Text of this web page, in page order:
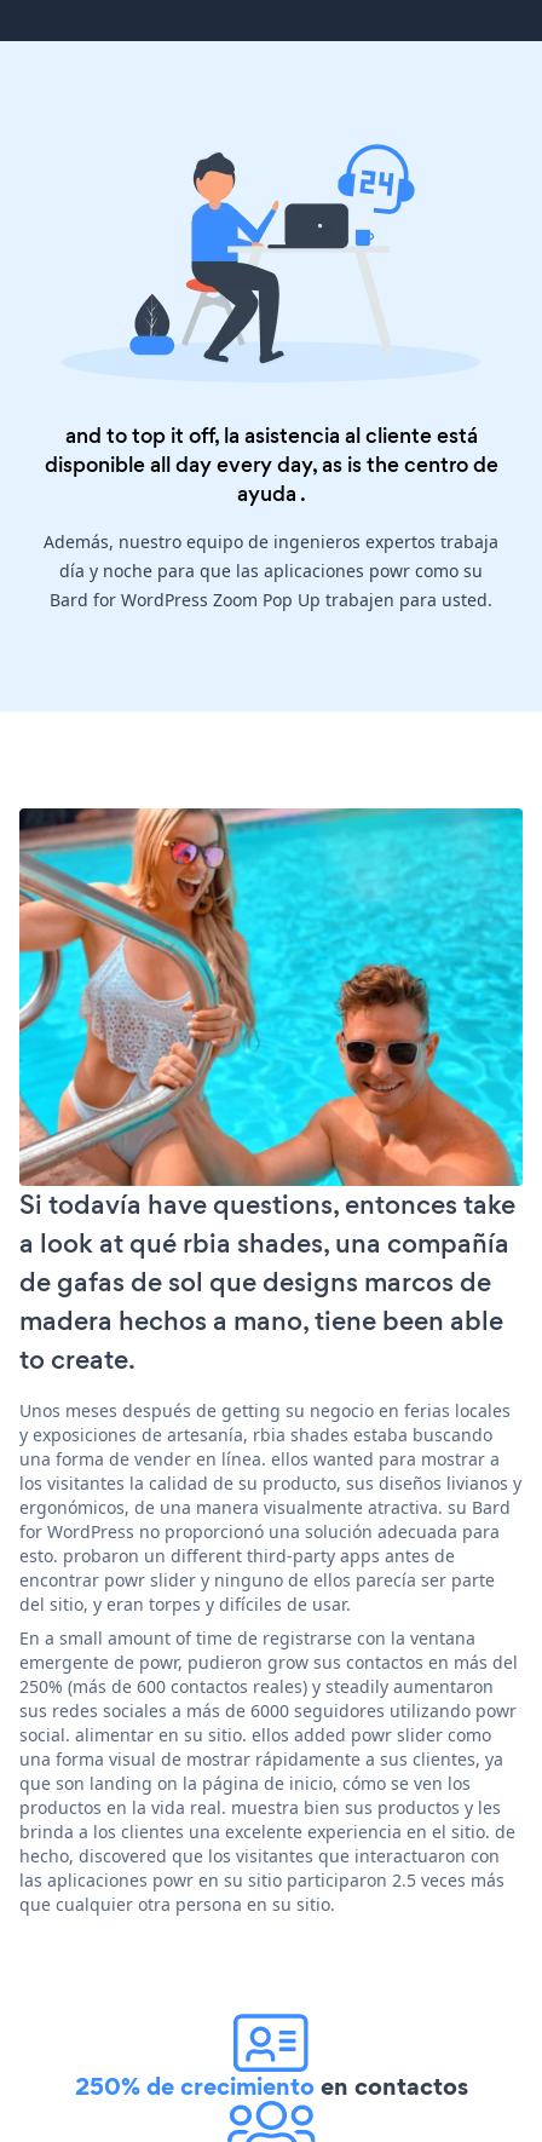
and to top it off, la asistencia al cliente está
disponible all day every day, as is thecentro de
ayuda .
Además, nuestro equipo de ingenieros expertos trabaja
día y noche para que las aplicaciones powr como su
Bard for WordPress Zoom Pop Up trabajen para usted.
Si todavía have questions, entonces take
a look at qué rbia shades, una compañía
de gafas de sol que designs marcos de
madera hechos a mano, tiene been able
to create.
Unos meses después de getting su negocio en ferias locales
y exposiciones de artesanía, rbia shades estaba buscando
una forma de vender en línea. ellos wanted para mostrar a
los visitantes la calidad de su producto, sus diseños livianos y
ergonómicos, de una manera visualmente atractiva. su Bard
for WordPress no proporcionó una solución adecuada para
esto. probaron un different third-party apps antes de
encontrar powr slider y ninguno de ellos parecía ser parte
del sitio, y eran torpes y difíciles de usar.
En a small amount of time de registrarse con la ventana
emergente de powr, pudieron grow sus contactos en más del
250% (más de 600 contactos reales) y steadily aumentaron
sus redes sociales a más de 6000 seguidores utilizando powr
social. alimentar en su sitio. ellos added powr slider como
una forma visual de mostrar rápidamente a sus clientes, ya
que son landing on la página de inicio, cómo se ven los
productos en la vida real. muestra bien sus productos y les
brinda a los clientes una excelente experiencia en el sitio. de
hecho, discovered que los visitantes que interactuaron con
las aplicaciones powr en su sitio participaron 2.5 veces más
que cualquier otra persona en su sitio.
250% de crecimientoen contactos